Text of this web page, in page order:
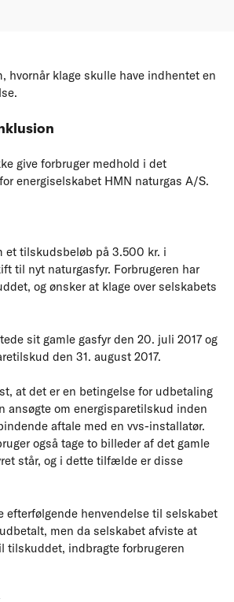
hvornår klage skulle have indhentet en
give forbruger medhold i det
energiselskabet HMN naturgas A/S.
et tilskudsbeløb på 3.500 kr. i
til nyt naturgasfyr. Forbrugeren har
og ønsker at klage over selskabets
sit gamle gasfyr den 20. juli 2017 og
den 31. august 2017.
at det er en betingelse for udbetaling
ansøgte om energisparetilskud inden
aftale med en vvs-installatør.
også tage to billeder af det gamle
står, og i dette tilfælde er disse
efterfølgende henvendelse til selskabet
men da selskabet afviste at
tilskuddet, indbragte forbrugeren